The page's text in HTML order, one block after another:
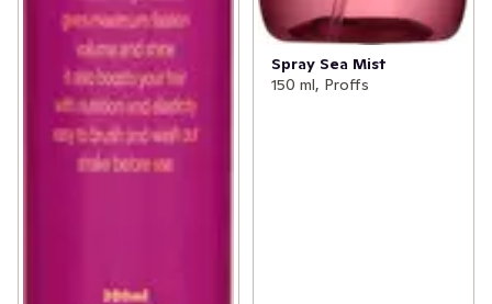
Spray Sea Mist
150 ml, Proffs